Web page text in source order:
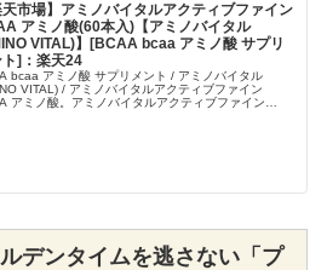
天市場】アミノバイタルアクティブファイン
アミノ酸(60本入)【アミノバイタル
VITAL)】[BCAA bcaa アミノ酸 サプリ
ト]：楽天24
bcaa アミノ酸 サプリメント / アミノバイタル
VITAL) / アミノバイタルアクティブファイン
アミノ酸。アミノバイタルアクティブファイン
デンタイムを逃さない「プ